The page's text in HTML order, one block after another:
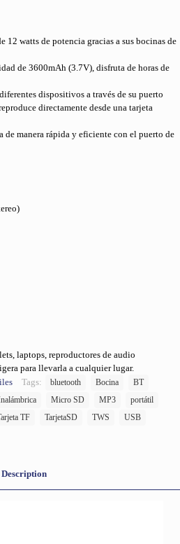
12 watts de potencia gracias a sus bocinas de
de 3600mAh (3.7V), disfruta de horas de
dispositivos a través de su puerto
directamente desde una tarjeta
de manera rápida y eficiente con el puerto de
laptops, reproductores de audio
para llevarla a cualquier lugar.
Tags: bluetooth Bocina
BT
Micro SD MP3
portátil
TF TarjetaSD TWS
USB
Description